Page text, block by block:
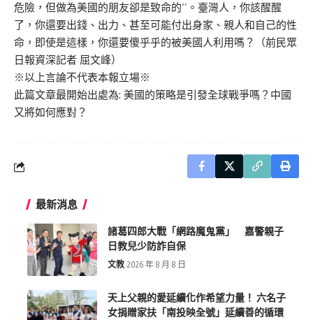
危險，但做為美國的朋友卻是致命的‘’。臺灣人，你該醒醒
了，你還要出錢、出力、甚至可能付出身家、親人和自己的性
命，即使是這樣，你還要傻乎乎的被美國人利用嗎？（前民眾
日報資深記者 屈文峰）
※以上言論不代表本報立場※
此篇文章最開始出處為: 美國的策略是引發全球戰爭嗎？中國
又將如何應對？
最新消息
諸葛四郎大戰「網路魔鬼黨」 嘉警親子
日教兒少防詐自保
文教 2026 年 8 月 8 日
天上父親的愛延續化作希望力量！ 六名子
女捐贈家扶「南投映全號」延續善的循環